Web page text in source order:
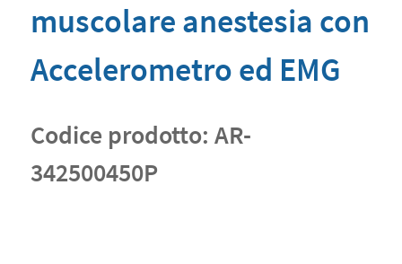
muscolare anestesia con
Accelerometro ed EMG
Codice prodotto: AR-
342500450P